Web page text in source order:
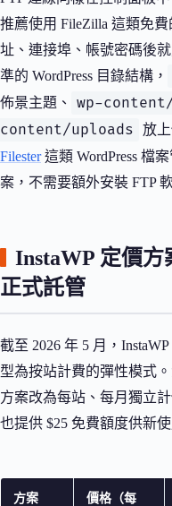
推薦使用 FileZilla 這類免
址、連接埠、帳號密碼後
準的 WordPress 目錄結構，
佈景主題、
wp-
content/uploads
放
Filester這類 WordPress 檔
案，不需要額外安裝 FTP
InstaWP 定價方
正式託管
截至 2026 年 5 月，
型為按站計費的彈性模式
方案改為每站、每月獨立
也提供 $25 免費額度供新
方案
價格（每